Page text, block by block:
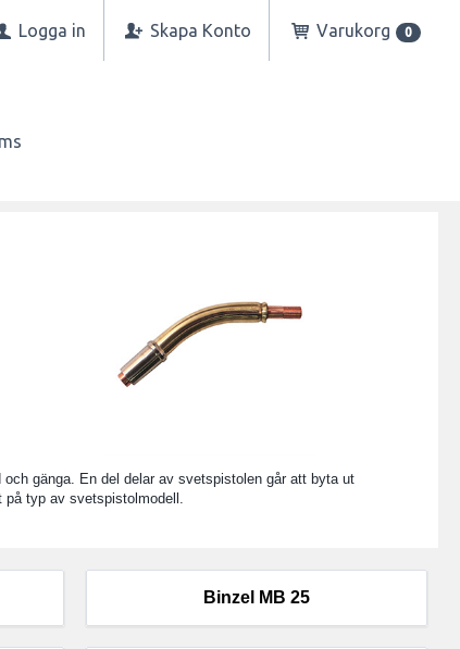
Logga in Skapa Konto Varukorg 0
gänga. En del delar av svetspistolen går att byta ut
typ av svetspistolmodell.
Binzel MB 25